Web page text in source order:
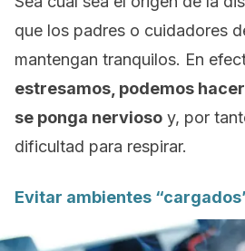
que los padres o cuidadores
mantengan tranquilos. En
estresamos, podemos
se ponga nervioso y, por
dificultad para respirar.
Evitar ambientes